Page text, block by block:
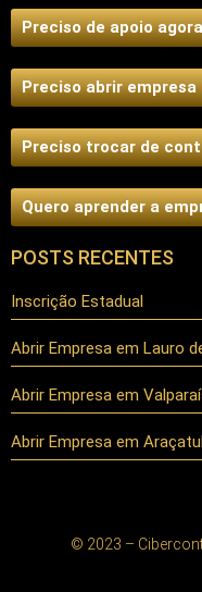
Preciso de apoio agora
Preciso abrir empresa
Preciso trocar de
Quero aprender a
POSTS RECENTES
Inscrição Estadual
Abrir Empresa em Lauro
Abrir Empresa em
Abrir Empresa em
© 2023 –